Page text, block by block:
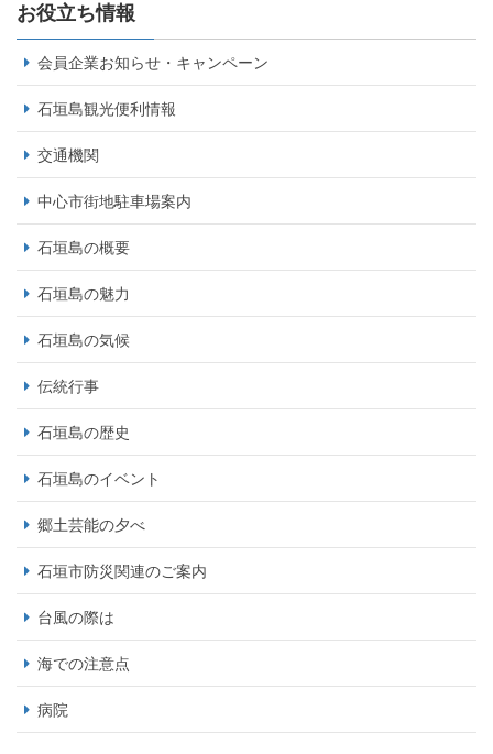
お役立ち情報
会員企業お知らせ・キャンペーン
石垣島観光便利情報
交通機関
中心市街地駐車場案内
石垣島の概要
石垣島の魅力
石垣島の気候
伝統行事
石垣島の歴史
石垣島のイベント
郷土芸能の夕べ
石垣市防災関連のご案内
台風の際は
海での注意点
病院